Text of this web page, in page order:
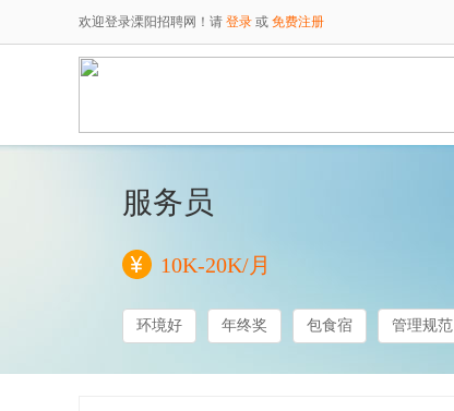
欢迎登录溧阳招聘网！请 登录 或 免费注册
服务员
10K-20K/月
环境好 年终奖 包食宿 管理规范